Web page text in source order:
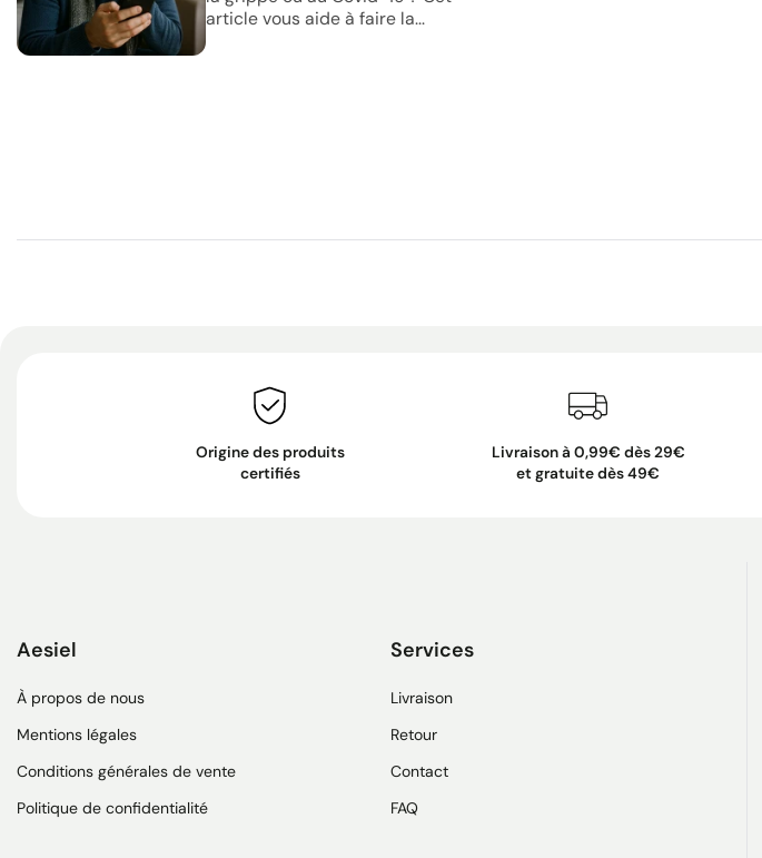
article vous aide à faire la...
Origine des produits
certifiés
Livraison à 0,99€ dès 29€
et gratuite dès 49€
Aesiel
À propos de nous
Mentions légales
Conditions générales de vente
Politique de confidentialité
Services
Livraison
Retour
Contact
FAQ